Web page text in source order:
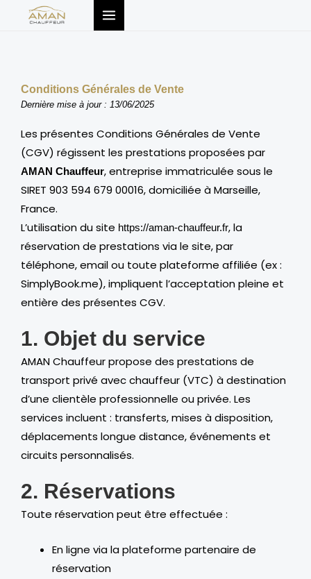
Conditions Générales de Vente
Dernière mise à jour : 13/06/2025
Les présentes Conditions Générales de Vente
(CGV) régissent les prestations proposées par
AMAN Chauffeur, entreprise immatriculée sous le
SIRET 903 594 679 00016, domiciliée à Marseille,
France.
L’utilisation du site https://aman-chauffeur.fr, la
réservation de prestations via le site, par
téléphone, email ou toute plateforme affiliée (ex :
SimplyBook.me), impliquent l’acceptation pleine et
entière des présentes CGV.
1. Objet du service
AMAN Chauffeur propose des prestations de
transport privé avec chauffeur (VTC) à destination
d’une clientèle professionnelle ou privée. Les
services incluent : transferts, mises à disposition,
déplacements longue distance, événements et
circuits personnalisés.
2. Réservations
Toute réservation peut être effectuée :
En ligne via la plateforme partenaire de
réservation